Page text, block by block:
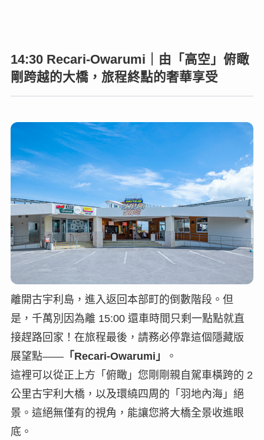
14:30 Recari-Owarumi｜由「高空」俯瞰
剛跨越的大橋，旅程終點的奢華享受
離開古宇利島，進入返回本部町的倒數階段。但
是，千萬別因為離 15:00 還車時間只剩一點點就直
接趕路回家！在旅程最後，請務必停靠這個隱藏版
展望點——「Recari-Owarumi」
。
這裡可以從正上方「俯瞰」您剛剛親自駕車橫跨的 2
公里古宇利大橋，以及環繞四周的「羽地內海」絕
景。這絕無僅有的視角，能讓您將大橋全景收進眼
底。